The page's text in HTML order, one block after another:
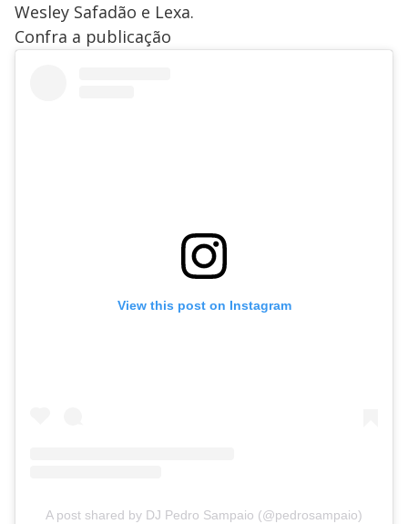
Wesley Safadão e Lexa.
Confra a publicação
View this post on Instagram
A post shared by DJ Pedro Sampaio (@pedrosampaio)